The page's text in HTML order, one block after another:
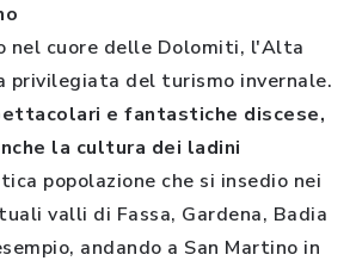
nel cuore delle Dolomiti, l'Alta
privilegiata del turismo invernale.
e fantastiche discese,
la cultura dei ladini
popolazione che si insedio nei
valli di Fassa, Gardena, Badia
andando a San Martino in